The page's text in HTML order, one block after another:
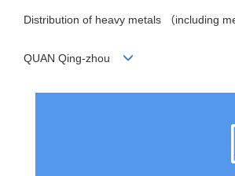
Distribution of heavy metals （including
QUAN Qing-zhou